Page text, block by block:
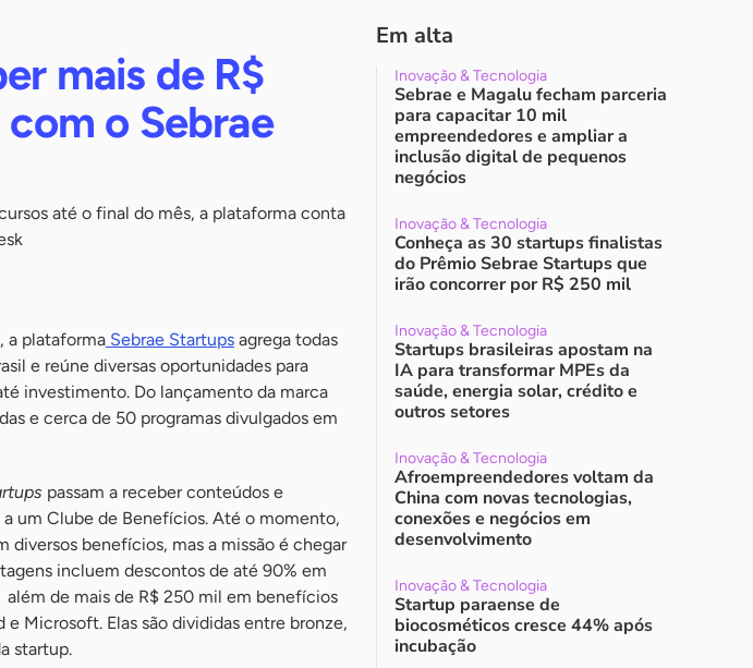
mais de R$
o Sebrae
até o final do mês, a plataforma conta
a plataforma Sebrae Startups agrega todas
e reúne diversas oportunidades para
investimento. Do lançamento da marca
e cerca de 50 programas divulgados em
passam a receber conteúdos e
um Clube de Benefícios. Até o momento,
diversos benefícios, mas a missão é chegar
incluem descontos de até 90% em
de mais de R$ 250 mil em benefícios
Microsoft. Elas são divididas entre bronze,
startup.
Em alta
Inovação & Tecnologia
Sebrae e Magalu fecham parceria
para capacitar 10 mil
empreendedores e ampliar a
inclusão digital de pequenos
negócios
Inovação & Tecnologia
Conheça as 30 startups finalistas
do Prêmio Sebrae Startups que
irão concorrer por R$ 250 mil
Inovação & Tecnologia
Startups brasileiras apostam na
IA para transformar MPEs da
saúde, energia solar, crédito e
outros setores
Inovação & Tecnologia
Afroempreendedores voltam da
China com novas tecnologias,
conexões e negócios em
desenvolvimento
Inovação & Tecnologia
Startup paraense de
biocosméticos cresce 44% após
incubação